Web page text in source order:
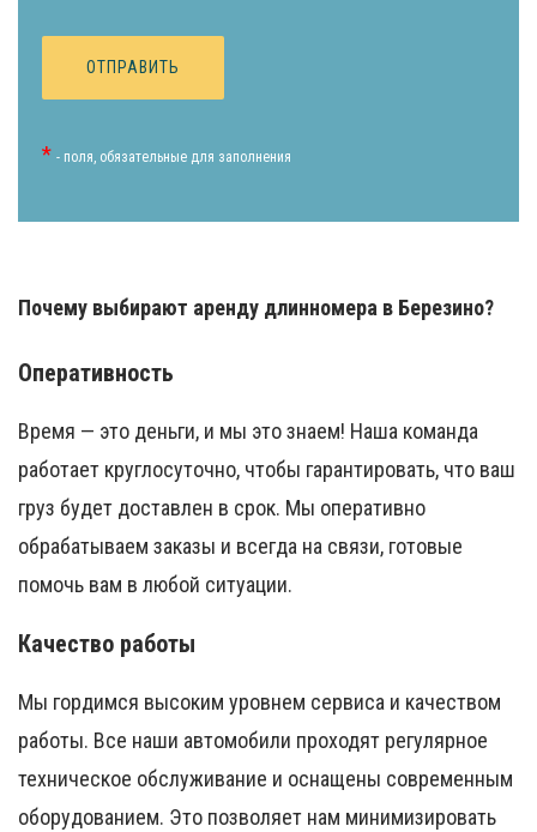
* - поля, обязательные для заполнения
Почему выбирают аренду длинномера в Березино?
Оперативность
Время — это деньги, и мы это знаем! Наша команда
работает круглосуточно, чтобы гарантировать, что ваш
груз будет доставлен в срок. Мы оперативно
обрабатываем заказы и всегда на связи, готовые
помочь вам в любой ситуации.
Качество работы
Мы гордимся высоким уровнем сервиса и качеством
работы. Все наши автомобили проходят регулярное
техническое обслуживание и оснащены современным
оборудованием. Это позволяет нам минимизировать